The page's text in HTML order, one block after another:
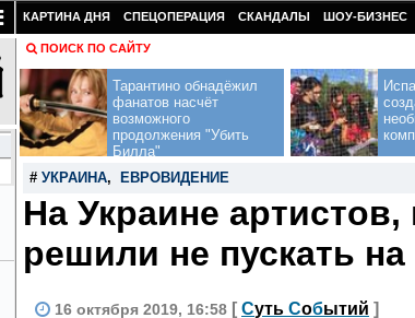
КАРТИНА ДНЯ СПЕЦОПЕРАЦИЯ СКАНДАЛЫ ШОУ-БИЗНЕС
ПОИСК ПО САЙТУ
Тарантино обнадёжил
фанатов насчёт
возможного
продолжения "Убить
Билла"
# УКРАИНА, ЕВРОВИДЕНИЕ
На Украине
решили не пускать
16 октября 2019, 16:58 [ Суть Событий ]